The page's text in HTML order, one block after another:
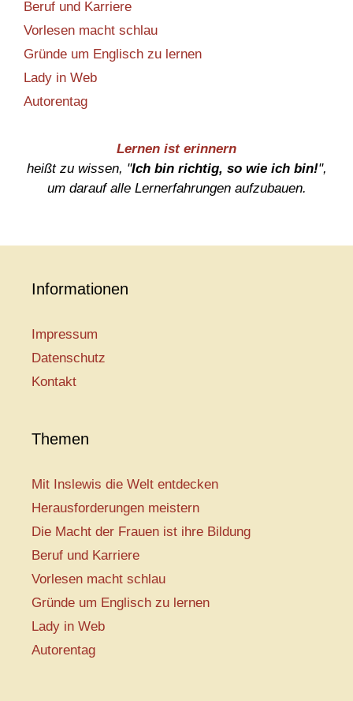
Beruf und Karriere
Vorlesen macht schlau
Gründe um Englisch zu lernen
Lady in Web
Autorentag
Lernen ist erinnern
heißt zu wissen, "Ich bin richtig, so wie ich bin!",
um darauf alle Lernerfahrungen aufzubauen.
Informationen
Impressum
Datenschutz
Kontakt
Themen
Mit Inslewis die Welt entdecken
Herausforderungen meistern
Die Macht der Frauen ist ihre Bildung
Beruf und Karriere
Vorlesen macht schlau
Gründe um Englisch zu lernen
Lady in Web
Autorentag